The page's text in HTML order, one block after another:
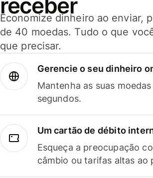
receber
Economize dinheiro ao enviar,
de 40 moedas. Tudo o que
que precisar.
Gerencie o seu dinheiro
Mantenha as suas
segundos.
Um cartão de débito
Esqueça a preocupação
câmbio ou tarifas altas ao